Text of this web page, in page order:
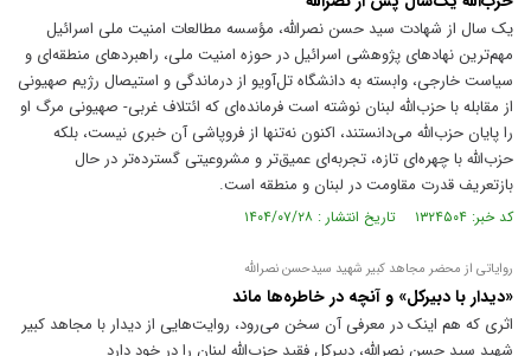
یک سال از شهادت سید حسن نصرالله، مؤسسه مطالعات امنیت ملی اسرائیل
مهم‌ترین نهاد‌های پژوهشی اسرائیل در حوزه امنیت ملی، راهبرد‌های منطقه‌ای و
سیاست خارجی، وابسته به دانشگاه تل‌آویو از درماندگی و استیصال رژیم صهیونی
از مقابله با حزب‌الله لبنان نوشته است فرمانده‌ای که ائتلاف غربی- صهیونی مرگ او
را پایان حزب‌الله می‌دانستند، اکنون نه‌تنها از فروپاشی آن خبری نیست، بلکه
حزب‌الله با چهره‌ای تازه، تجربه‌ای عمیق‌تر و مشروعیتی گسترده‌تر در حال
بازتعریف قدرت مقاومت در لبنان و منطقه است.
کد خبر: ۱۳۲۴۵۰۴ تاریخ انتشار : ۱۴۰۴/۰۷/۲۸
روایاتی از محضر مجاهد کبیر شهید سیدحسن نصرالله
«دیدار با دبیرکل» و آنچه در خاطره‌ها ماند
اثری که هم اینک در معرفی آن سخن می‌رود، روایت‌هایی از دیدار با مجاهد کبیر
شهید سید حسن نصرالله، دبیرکل فقید حزب‌الله لبنان را در خود دارد